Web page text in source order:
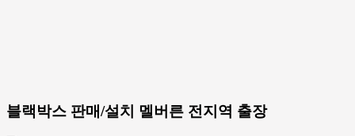
블랙박스 판매/설치 멜버른 전지역 출장